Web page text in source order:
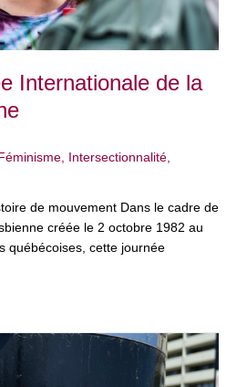
Internationale de la
Féminisme Intersectionnalité
de mouvement Dans le cadre de
créée le 2 octobre 1982 au
québécoises, cette journée